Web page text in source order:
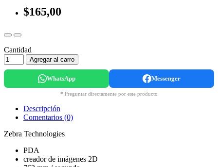
$165,00
Cantidad
Agregar al carro
WhatsApp Messenger
* Preguntar directamente por este producto
Descripción
Comentarios (0)
Zebra Technologies
PDA
creador de imágenes 2D